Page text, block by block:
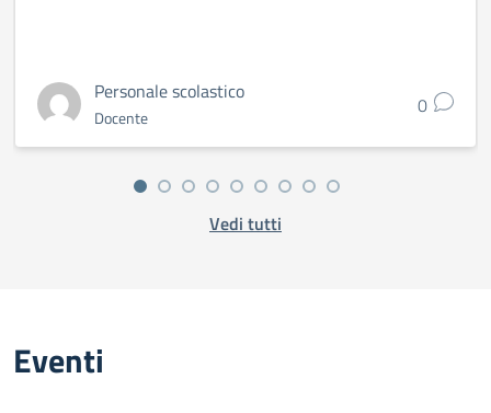
Personale scolastico
Docente 0
Vedi tutti
Eventi